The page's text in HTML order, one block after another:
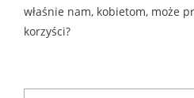
właśnie nam, kobietom, może
korzyści?